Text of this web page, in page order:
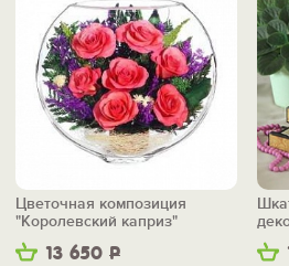
13 650 Р
Цветочная композиция
"Королевский каприз"